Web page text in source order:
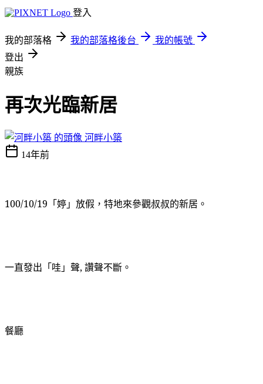
登入
我的部落格 我的部落格後台
我的帳號
登出
親族
再次光臨新居
河畔小築
14年前
100/10/19「婷」放假，特地來參觀叔叔的新居。
一直發出「哇」聲, 讚聲不斷。
餐廳